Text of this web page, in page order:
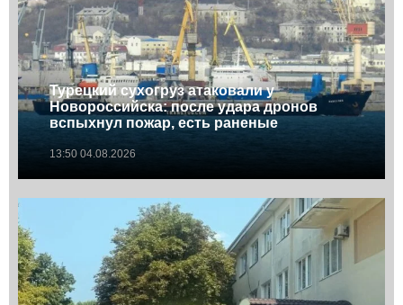
Турецкий сухогруз атаковали у
Новороссийска: после удара дронов
вспыхнул пожар, есть раненые
13:50 04.08.2026